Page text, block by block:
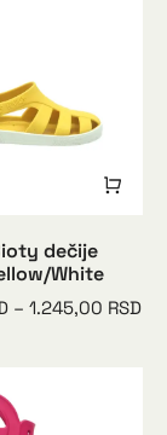
dečije
White
– 1.245,00 RSD